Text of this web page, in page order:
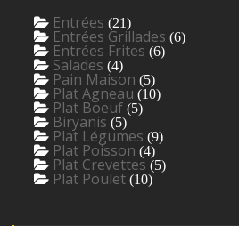
Entrées (21)
Entrées Grillades (6)
Entrées Frites (6)
Salades (4)
Pain Maison (5)
Plat Agneau (10)
Plat Boeuf (5)
Biryanis (5)
Plat Légumes (9)
Plat Poisson (4)
Plat Crevettes (5)
Plat Poulet (10)